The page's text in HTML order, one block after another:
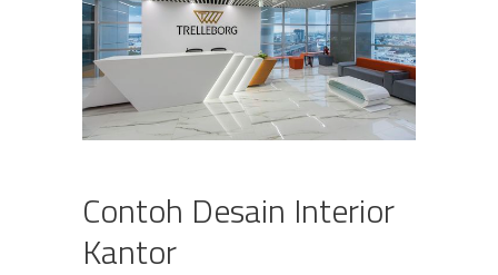
Contoh Desain Interior
Kantor